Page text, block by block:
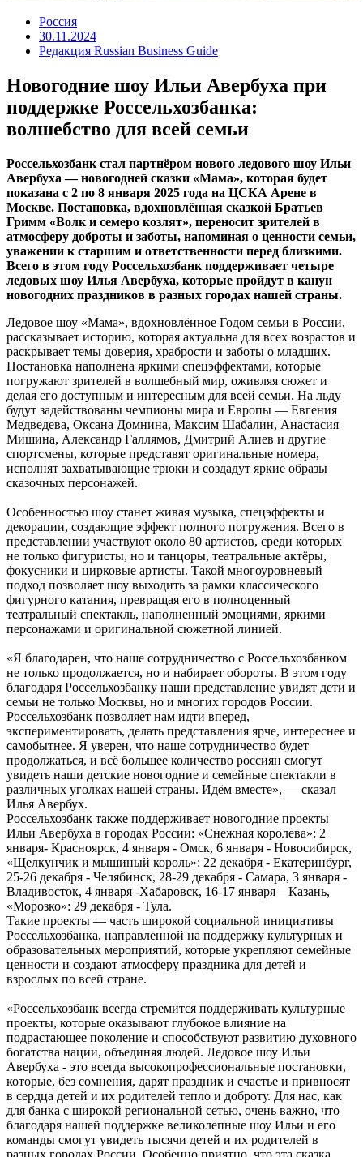
Россия
30.11.2024
Редакция Russian Business Guide
Новогодние шоу Ильи Авербуха при
поддержке Россельхозбанка:
волшебство для всей семьи
Россельхозбанк стал партнёром нового ледового шоу Ильи
Авербуха — новогодней сказки «Мама», которая будет
показана с 2 по 8 января 2025 года на ЦСКА Арене в
Москве. Постановка, вдохновлённая сказкой Братьев
Гримм «Волк и семеро козлят», переносит зрителей в
атмосферу доброты и заботы, напоминая о ценности семьи,
уважении к старшим и ответственности перед близкими.
Всего в этом году Россельхозбанк поддерживает четыре
ледовых шоу Илья Авербуха, которые пройдут в канун
новогодних праздников в разных городах нашей страны.
Ледовое шоу «Мама», вдохновлённое Годом семьи в России,
рассказывает историю, которая актуальна для всех возрастов и
раскрывает темы доверия, храбрости и заботы о младших.
Постановка наполнена яркими спецэффектами, которые
погружают зрителей в волшебный мир, оживляя сюжет и
делая его доступным и интересным для всей семьи. На льду
будут задействованы чемпионы мира и Европы — Евгения
Медведева, Оксана Домнина, Максим Шабалин, Анастасия
Мишина, Александр Галлямов, Дмитрий Алиев и другие
спортсмены, которые представят оригинальные номера,
исполнят захватывающие трюки и создадут яркие образы
сказочных персонажей.
Особенностью шоу станет живая музыка, спецэффекты и
декорации, создающие эффект полного погружения. Всего в
представлении участвуют около 80 артистов, среди которых
не только фигуристы, но и танцоры, театральные актёры,
фокусники и цирковые артисты. Такой многоуровневый
подход позволяет шоу выходить за рамки классического
фигурного катания, превращая его в полноценный
театральный спектакль, наполненный эмоциями, яркими
персонажами и оригинальной сюжетной линией.
«Я благодарен, что наше сотрудничество с Россельхозбанком
не только продолжается, но и набирает обороты. В этом году
благодаря Россельхозбанку наши представление увидят дети и
семьи не только Москвы, но и многих городов России.
Россельхозбанк позволяет нам идти вперед,
экспериментировать, делать представления ярче, интереснее и
самобытнее. Я уверен, что наше сотрудничество будет
продолжаться, и всё большее количество россиян смогут
увидеть наши детские новогодние и семейные спектакли в
различных уголках нашей страны. Идём вместе», — сказал
Илья Авербух.
Россельхозбанк также поддерживает новогодние проекты
Ильи Авербуха в городах России: «Снежная королева»: 2
января- Красноярск, 4 января - Омск, 6 января - Новосибирск,
«Щелкунчик и мышиный король»: 22 декабря - Екатеринбург,
25-26 декабря - Челябинск, 28-29 декабря - Самара, 3 января -
Владивосток, 4 января -Хабаровск, 16-17 января – Казань,
«Морозко»: 29 декабря - Тула.
Такие проекты — часть широкой социальной инициативы
Россельхозбанка, направленной на поддержку культурных и
образовательных мероприятий, которые укрепляют семейные
ценности и создают атмосферу праздника для детей и
взрослых по всей стране.
«Россельхозбанк всегда стремится поддерживать культурные
проекты, которые оказывают глубокое влияние на
подрастающее поколение и способствуют развитию духовного
богатства нации, объединяя людей. Ледовое шоу Ильи
Авербуха - это всегда высокопрофессиональные постановки,
которые, без сомнения, дарят праздник и счастье и привносят
в сердца детей и их родителей тепло и доброту. Для нас, как
для банка с широкой региональной сетью, очень важно, что
благодаря нашей поддержке великолепные шоу Ильи и его
команды смогут увидеть тысячи детей и их родителей в
разных городах России. Особенно приятно, что эта сказка